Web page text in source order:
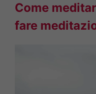
Come
fare